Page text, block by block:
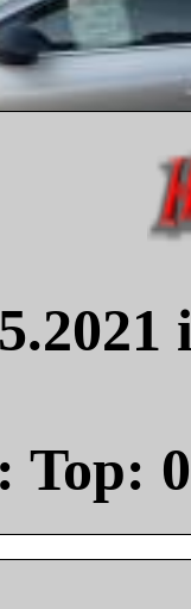
Top: 0